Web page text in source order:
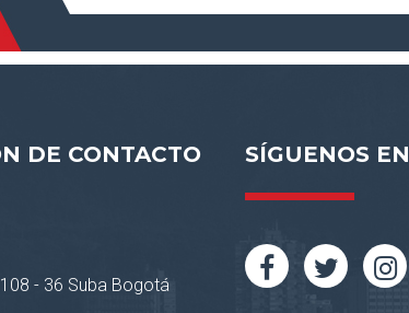
DE CONTACTO
- 36 Suba Bogotá
SÍGUENOS EN